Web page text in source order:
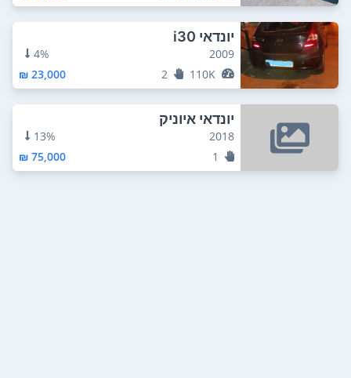
יונדאי i30
2009
4%
110K
2
23,000 ₪
יונדאי איוניק
2018
13%
1
75,000 ₪